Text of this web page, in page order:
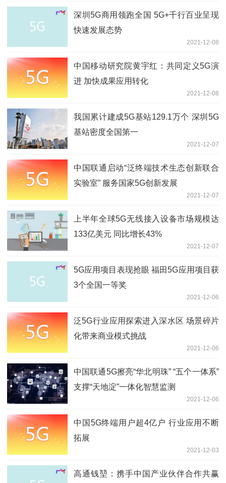
深圳5G商用领跑全国 5G+千行百业呈现
快速发展态势
2021-12-08
中国移动研究院黄宇红：共同定义5G演
进 加快成果应用转化
2021-12-08
我国累计建成5G基站129.1万个 深圳5G
基站密度全国第一
2021-12-07
中国联通启动“泛终端技术生态创新联合
实验室” 服务国家5G创新发展
2021-12-07
上半年全球5G无线接入设备市场规模达
133亿美元 同比增长43%
2021-12-07
5G应用项目表现抢眼 福田5G应用项目获
3个全国一等奖
2021-12-06
泛5G行业应用探索进入深水区 场景碎片
化带来商业模式挑战
2021-12-06
中国联通5G擦亮“华北明珠” “五个一体系”
支撑“天地淀”一体化智慧监测
2021-12-06
中国5G终端用户超4亿户 行业应用不断
拓展
2021-12-03
高通钱堃：携手中国产业伙伴合作共赢